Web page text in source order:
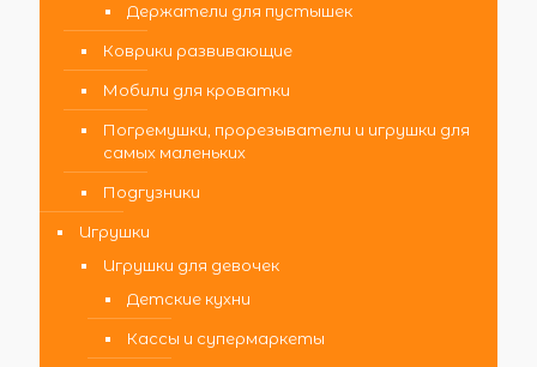
Держатели для пустышек
Коврики развивающие
Мобили для кроватки
Погремушки, прорезыватели и игрушки для
самых маленьких
Подгузники
Игрушки
Игрушки для девочек
Детские кухни
Кассы и супермаркеты